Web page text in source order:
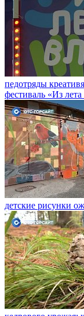
педотряды
фестиваль «Из лета
детские рисунки